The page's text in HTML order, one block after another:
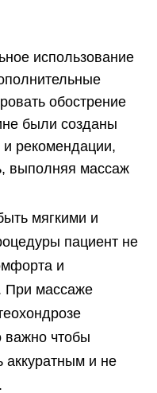
использование
обострение
были созданы
рекомендации,
выполняя массаж
мягкими и
пациент не
и
При массаже
важно чтобы
и не